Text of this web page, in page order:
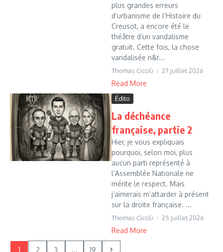
plus grandes erreurs
d’urbanisme de l’Histoire du
Creusot, a encore été le
théâtre d’un vandalisme
gratuit. Cette fois, la chose
vandalisée n&r...
Thomas Cicciù 27 juillet 2026
Read More
Édito
La déchéance
française, partie 2
Hier, je vous expliquais
pourquoi, selon moi, plus
aucun parti représenté à
l’Assemblée Nationale ne
mérite le respect. Mais
j’aimerais m’attarder à présent
sur la droite française. ...
Thomas Cicciù 25 juillet 2026
Read More
1 2 3 ... 19